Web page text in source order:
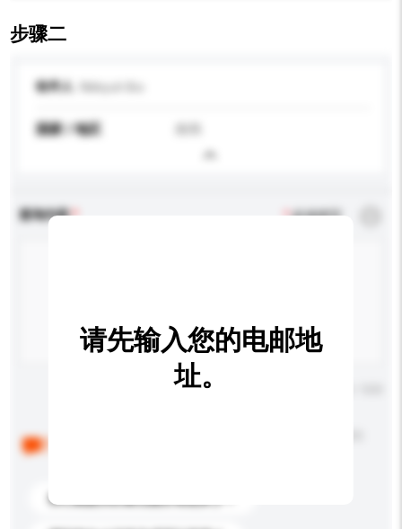
步骤二
收件人
国家 / 地区
查询内容 *必须填写
你们能提供的最优惠价格是多少？
请先输入您的电邮地
址。